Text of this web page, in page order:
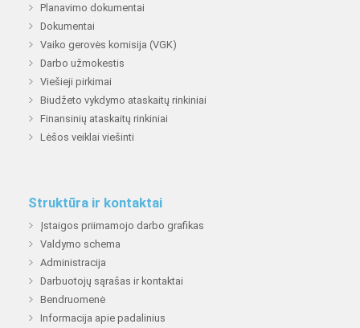
Planavimo dokumentai
Dokumentai
Vaiko gerovės komisija (VGK)
Darbo užmokestis
Viešieji pirkimai
Biudžeto vykdymo ataskaitų rinkiniai
Finansinių ataskaitų rinkiniai
Lėšos veiklai viešinti
Struktūra ir kontaktai
Įstaigos priimamojo darbo grafikas
Valdymo schema
Administracija
Darbuotojų sąrašas ir kontaktai
Bendruomenė
Informacija apie padalinius